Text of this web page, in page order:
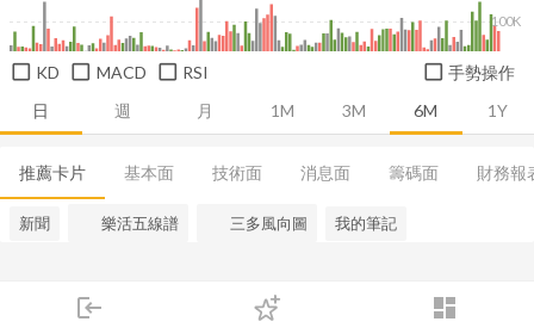
login dashboard
下單
日 週 月 1M 3M 6M 1Y
100K
KD MACD RSI 手勢操作
推薦卡片 基本面 技術面 消息面 籌碼面 財務報
新聞 樂活五線譜 三多風向圖 我的筆記